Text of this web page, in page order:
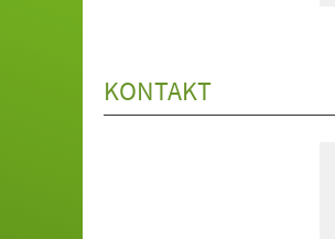
KONTAKT